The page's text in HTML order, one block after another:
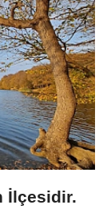
İlçesidir.